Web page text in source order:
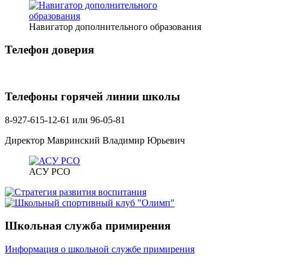
Навигатор дополнительного образования
Телефон доверия
Телефоны горячей линии школы
8-927-615-12-61 или 96-05-81
Директор Мавринский Владимир Юрьевич
АСУ РСО
Школьная служба примирения
Информация о школьной службе примирения